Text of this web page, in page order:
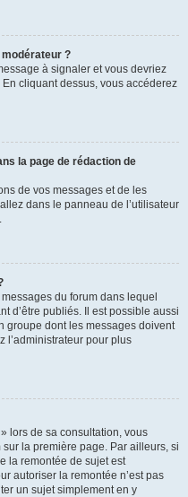
?
à signaler et vous devriez
cliquant dessus, vous accéderez
la page de rédaction de
de vos messages et de les
dans le panneau de l’utilisateur
du forum dans lequel
d’être publiés. Il est possible aussi
groupe dont les messages doivent
l’administrateur pour plus
lors de sa consultation, vous
la première page. Par ailleurs, si
la remontée de sujet est
autoriser la remontée n’est pas
un sujet simplement en y